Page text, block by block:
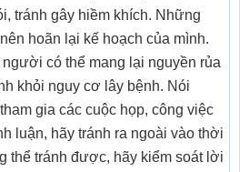
tránh gây hiềm khích. Những
hoãn lại kế hoạch của mình.
có thể mang lại nguyền rủa
khỏi nguy cơ lây bệnh. Nói
gia các cuộc họp, công việc
luận, hãy tránh ra ngoài vào thời
thể tránh được, hãy kiểm soát lời